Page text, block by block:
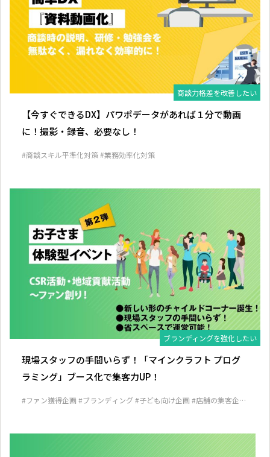
商談力格差を改善したい
【今すぐできるDX】パワポデータがあれば１分で動画
に！撮影・録音、必要なし！
#商談スキル平準化対策#業務効率化対策
ブランディングを強化したい
現場スタッフの手間いらず！「マインクラフト プログ
ラミング」ブース化で集客力UP！
#ファン獲得企画 #ブランディング #子ども向け企画 #店舗の集客企画